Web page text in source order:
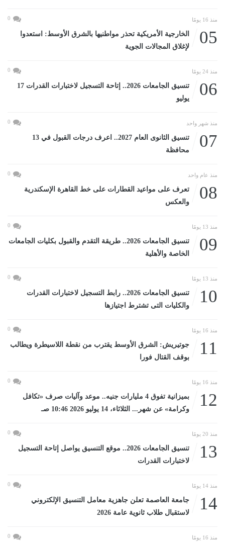
منذ 16 يومًا 0
05
الخارجية الأمريكية تحذر مواطنيها بالشرق الأوسط: استعدوا
لإغلاق المجالات الجوية
منذ 24 يومًا 0
06
تنسيق الجامعات 2026.. إتاحة التسجيل لاختبارات القدرات 17
يوليو
منذ شهر واحد 0
07
تنسيق الثانوى العام 2027.. اعرف درجات القبول في 13
محافظة
منذ عام واحد 0
08
تعرف على مواعيد القطارات على خط القاهرة الإسكندرية
والعكس
منذ 13 يومًا 0
09
تنسيق الجامعات 2026.. طريقة التقدم والقبول بكليات الجامعات
الخاصة والأهلية
منذ 13 يومًا 0
10
تنسيق الجامعات 2026.. رابط التسجيل لاختبارات القدرات
والكليات التى تشترط اجتيازها
منذ 16 يومًا 0
11
جوتيريش: الشرق الأوسط يقترب من نقطة اللاسيطرة ويطالب
بوقف القتال فورا
منذ 16 يومًا 0
12
بميزانية تفوق 4 مليارات جنيه.. موعد وآليات صرف «تكافل
وكرامة» عن شهر... الثلاثاء، 14 يوليو 2026 10:46 صـ
منذ 20 يومًا 0
13
تنسيق الجامعات 2026.. موقع التنسيق يواصل إتاحة التسجيل
لاختبارات القدرات
منذ 14 يومًا 0
14
جامعة العاصمة تعلن جاهزية معامل التنسيق الإلكتروني
لاستقبال طلاب ثانوية عامة 2026
منذ 16 يومًا 0